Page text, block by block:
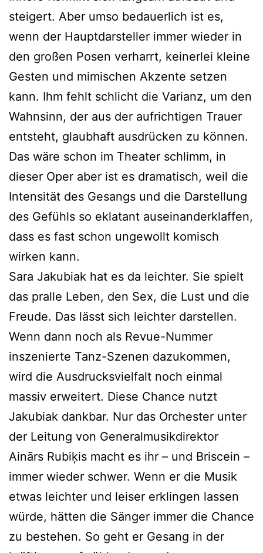
steigert. Aber umso bedauerlich ist es,
wenn der Hauptdarsteller immer wieder in
den großen Posen verharrt, keinerlei kleine
Gesten und mimischen Akzente setzen
kann. Ihm fehlt schlicht die Varianz, um den
Wahnsinn, der aus der aufrichtigen Trauer
entsteht, glaubhaft ausdrücken zu können.
Das wäre schon im Theater schlimm, in
dieser Oper aber ist es dramatisch, weil die
Intensität des Gesangs und die Darstellung
des Gefühls so eklatant auseinanderklaffen,
dass es fast schon ungewollt komisch
wirken kann.
Sara Jakubiak hat es da leichter. Sie spielt
das pralle Leben, den Sex, die Lust und die
Freude. Das lässt sich leichter darstellen.
Wenn dann noch als Revue-Nummer
inszenierte Tanz-Szenen dazukommen,
wird die Ausdrucksvielfalt noch einmal
massiv erweitert. Diese Chance nutzt
Jakubiak dankbar. Nur das Orchester unter
der Leitung von Generalmusikdirektor
Ainārs Rubiķis macht es ihr – und Briscein –
immer wieder schwer. Wenn er die Musik
etwas leichter und leiser erklingen lassen
würde, hätten die Sänger immer die Chance
zu bestehen. So geht er Gesang in der